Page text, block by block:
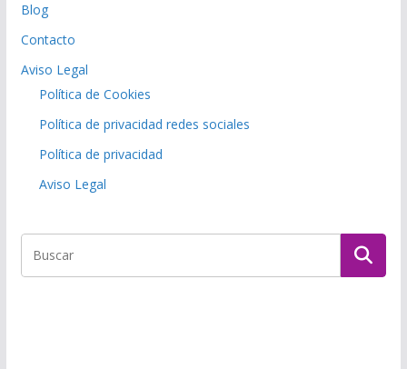
Blog
Contacto
Aviso Legal
Política de Cookies
Política de privacidad redes sociales
Política de privacidad
Aviso Legal